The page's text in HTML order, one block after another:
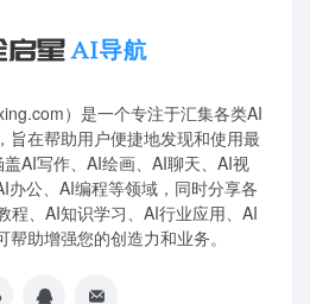
）是一个专注于汇集各类AI
旨在帮助用户便捷地发现和使用最
AI写作、AI绘画、AI聊天、AI视
办公、AI编程等领域，同时分享各
程、AI知识学习、AI行业应用、AI
助增强您的创造力和业务。